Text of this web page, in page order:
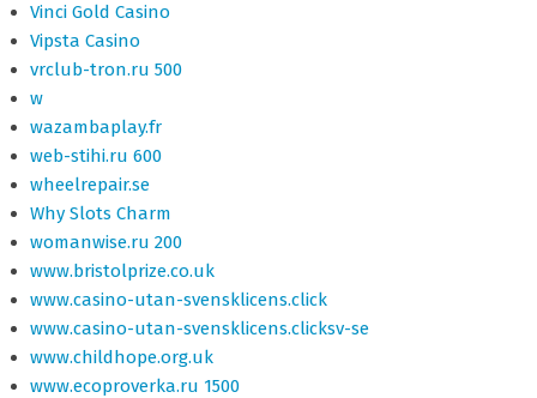
Vinci Gold Casino
Vipsta Casino
vrclub-tron.ru 500
w
wazambaplay.fr
web-stihi.ru 600
wheelrepair.se
Why Slots Charm
womanwise.ru 200
www.bristolprize.co.uk
www.casino-utan-svensklicens.click
www.casino-utan-svensklicens.clicksv-se
www.childhope.org.uk
www.ecoproverka.ru 1500